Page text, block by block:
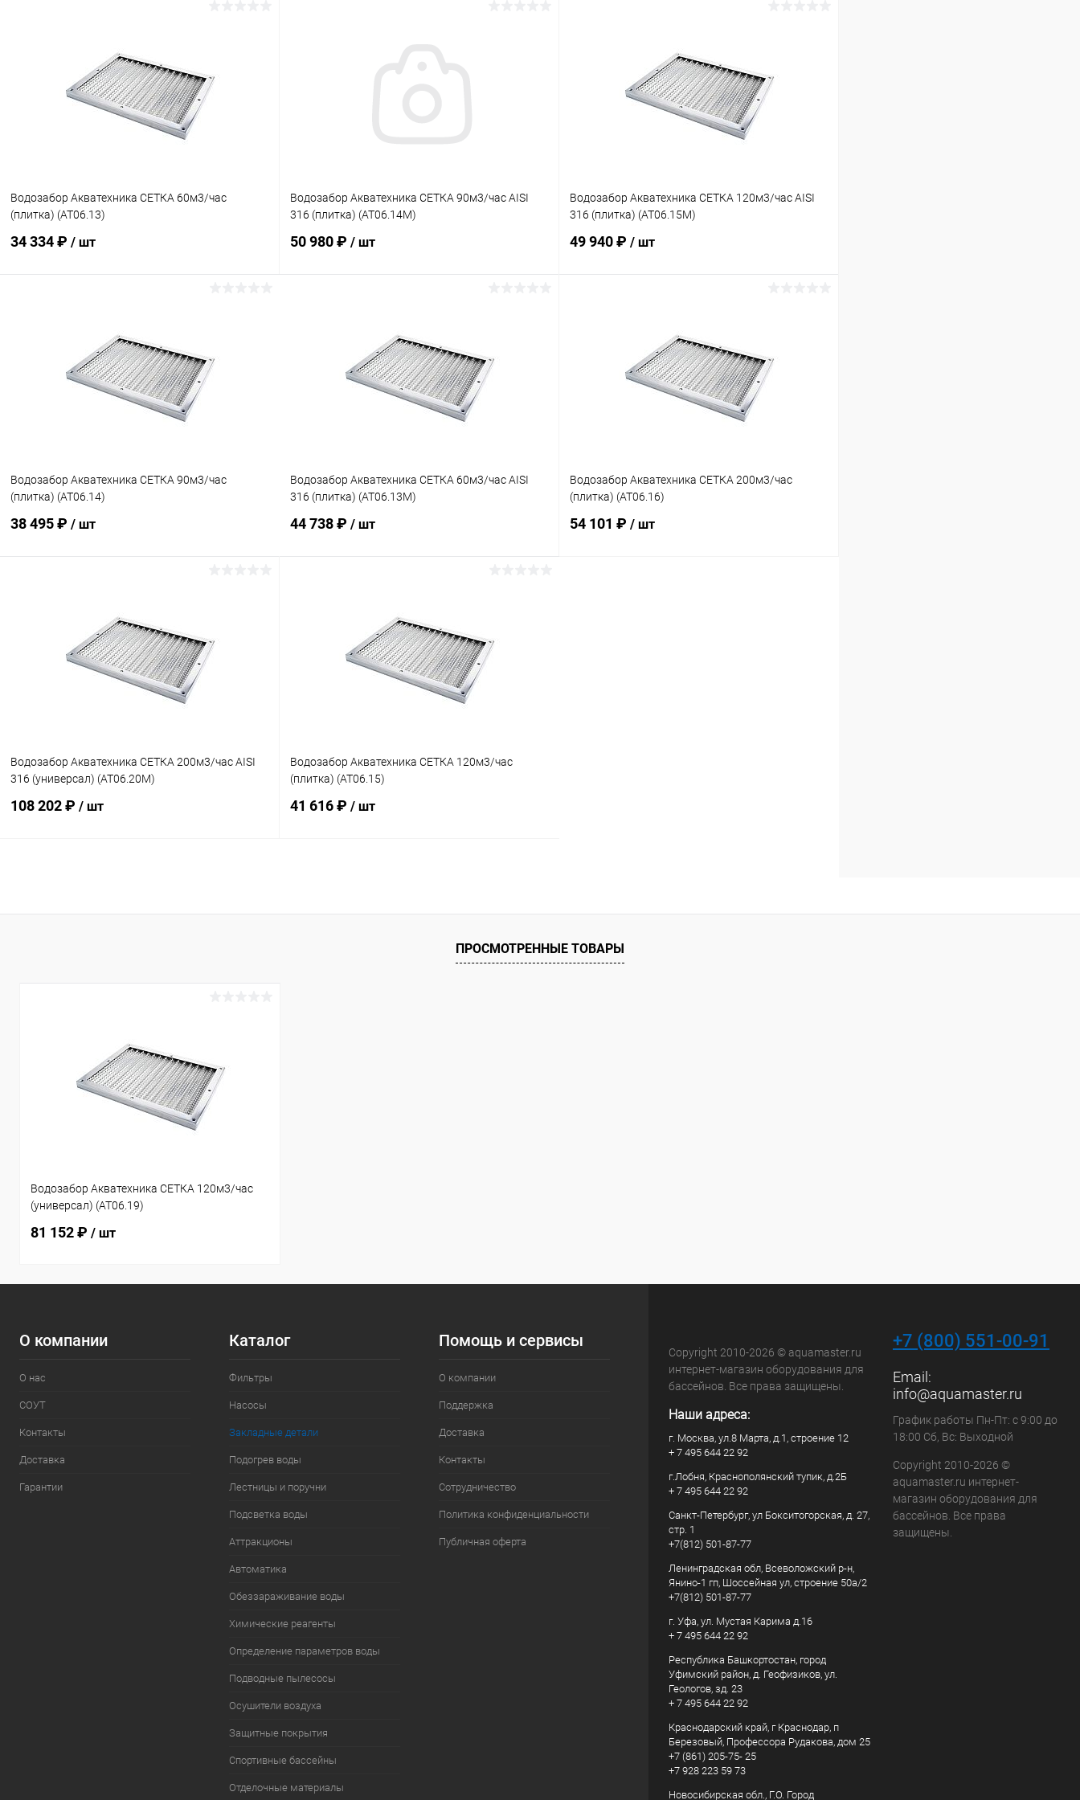
Водозабор Акватехника СЕТКА 60м3/час
(плитка) (AT06.13)
34 334 ₽ / шт
К сравнению Под заказ
Водозабор Акватехника СЕТКА 90м3/час AISI
316 (плитка) (AT06.14M)
50 980 ₽ / шт
К сравнению Под заказ
Водозабор Акватехника СЕТКА 120м3/час AISI
316 (плитка) (AT06.15M)
49 940 ₽ / шт
К сравнению Под заказ
Водозабор Акватехника СЕТКА 90м3/час
(плитка) (AT06.14)
38 495 ₽ / шт
К сравнению Под заказ
Водозабор Акватехника СЕТКА 60м3/час AISI
316 (плитка) (AT06.13M)
44 738 ₽ / шт
К сравнению Под заказ
Водозабор Акватехника СЕТКА 200м3/час
(плитка) (AT06.16)
54 101 ₽ / шт
Водозабор Акватехника СЕТКА 200м3/час AISI
316 (универсал) (AT06.20M)
108 202 ₽ / шт
В избранное
Водозабор Акватехника СЕТКА 120м3/час
(плитка) (AT06.15)
41 616 ₽ / шт
В избранное
Под заказ
ПРОСМОТРЕННЫЕ ТОВАРЫ
Водозабор Акватехника СЕТКА 120м3/час
(универсал) (AT06.19)
81 152 ₽ / шт
О компании
О нас
СОУТ
Контакты
Доставка
Гарантии
Каталог
Фильтры
Насосы
Закладные детали
Подогрев воды
Лестницы и поручни
Подсветка воды
Аттракционы
Автоматика
Обеззараживание воды
Химические реагенты
Определение параметров воды
Подводные пылесосы
Осушители воздуха
Защитные покрытия
Спортивные бассейны
Отделочные материалы
Помощь и сервисы
О компании
Поддержка
Доставка
Контакты
Сотрудничество
Политика конфиденциальности
Публичная оферта
Copyright 2010-2026 © aquamaster.ru
интернет-магазин оборудования для
бассейнов. Все права защищены.
Наши адреса:
г. Москва, ул.8 Марта, д.1, строение 12
+ 7 495 644 22 92
г.Лобня, Краснополянский тупик, д.2Б
+ 7 495 644 22 92
Санкт-Петербург, ул Бокситогорская, д. 27,
стр. 1
+7(812) 501-87-77
Ленинградская обл, Всеволожский р-н,
Янино-1 гп, Шоссейная ул, строение 50а/2
+7(812) 501-87-77
г. Уфа, ул. Мустая Карима д.16
+ 7 495 644 22 92
Республика Башкортостан, город
Уфимский район, д. Геофизиков, ул.
Геологов, зд. 23
+ 7 495 644 22 92
Краснодарский край, г Краснодар, п
Березовый, Профессора Рудакова, дом 25
+7 (861) 205-75- 25
+7 928 223 59 73
Новосибирская обл., Г.О. Город
+7 (800) 551-00-91
Email:
info@aquamaster.ru
График работы Пн-Пт: с 9:00 до
18:00 Сб, Вс: Выходной
Copyright 2010-2026 ©
aquamaster.ru интернет-
магазин оборудования для
бассейнов. Все права
защищены.